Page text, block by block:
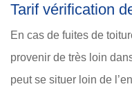
Tarif vérification
En cas de fuites de
provenir de très loin
peut se situer loin de